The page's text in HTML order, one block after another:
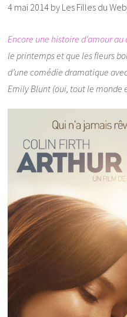
4 mai 2014 by Les Filles du Web
Encore une histoire d’amour
le printemps et que les fleurs
d’une comédie dramatique
Emily Blunt (oui, tout le monde